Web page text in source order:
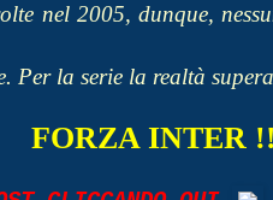
nel 2005, dunque,
Per la serie la realtà
FORZA INTER